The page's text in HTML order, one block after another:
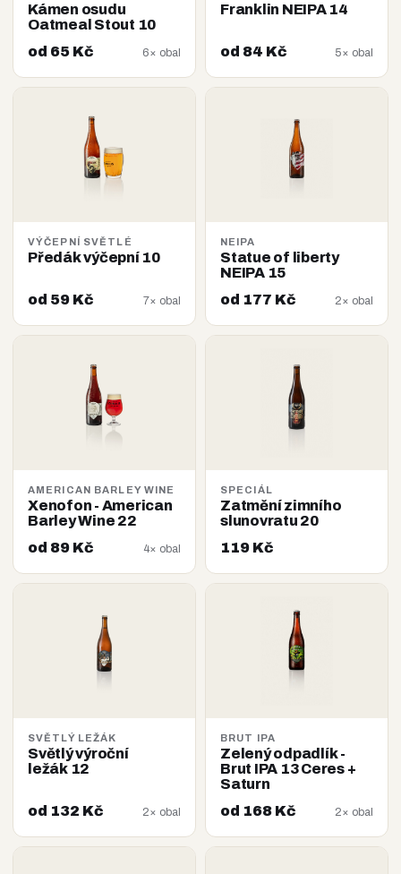
Kámen osudu
Oatmeal Stout 10
od 65 Kč
6× obal
Franklin NEIPA 14
od 84 Kč 5× obal
VÝČEPNÍ SVĚTLÉ
Předák výčepní 10
od 59 Kč 7× obal
NEIPA
Statue of liberty
NEIPA 15
od 177 Kč
2× obal
AMERICAN BARLEY WINE
Xenofon - American
Barley Wine 22
od 89 Kč
4× obal
SPECIÁL
Zatmění zimního
slunovratu 20
119 Kč
SVĚTLÝ LEŽÁK
Světlý výroční
ležák 12
od 132 Kč 2× obal
BRUT IPA
Zelený odpadlík -
Brut IPA 13 Ceres +
Saturn
od 168 Kč
2× obal